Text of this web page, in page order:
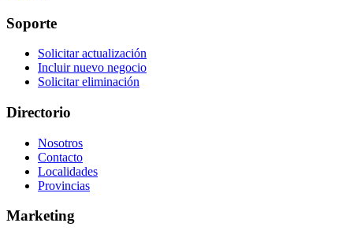
Soporte
Solicitar actualización
Incluir nuevo negocio
Solicitar eliminación
Directorio
Nosotros
Contacto
Localidades
Provincias
Marketing